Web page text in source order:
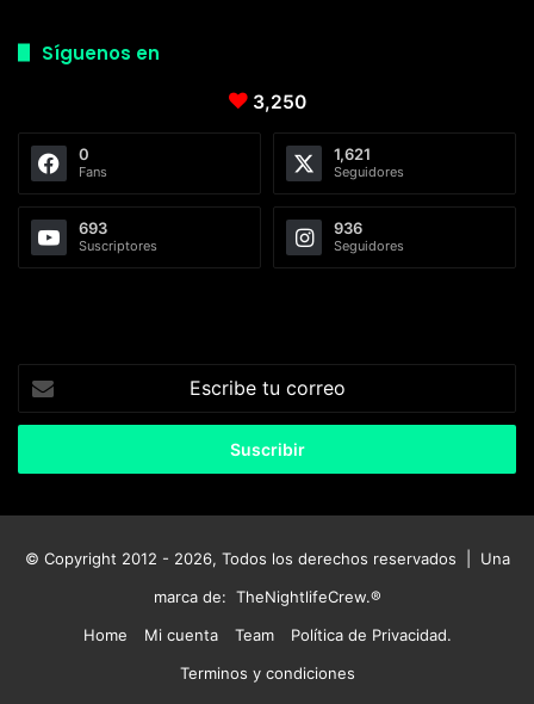
Síguenos en
3,250
0
Fans
1,621
Seguidores
693
Suscriptores
936
Seguidores
tu
correo
© Copyright 2012 - 2026, Todos los derechos reservados | Una
marca de: TheNightlifeCrew.®
Home
Mi cuenta Team
Política de Privacidad.
Terminos y condiciones